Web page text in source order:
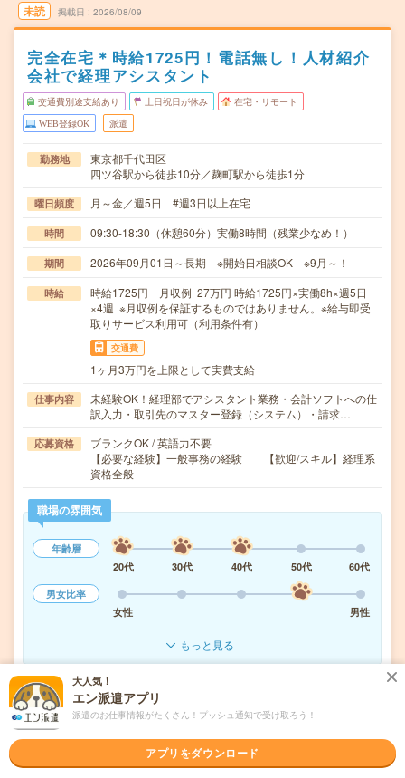
未読 掲載日 2026/08/09
完全在宅＊時給1725円！電話無し！人材紹介
会社で経理アシスタント
交通費別途支給あり 土日祝日が休み 在宅・リモート
WEB登録OK 派遣
勤務地
東京都千代田区
四ツ谷駅から徒歩10分／麹町駅から徒歩1分
曜日頻度 月～金／週5日 #週3日以上在宅
時間 09:30-18:30（休憩60分）実働8時間（残業少なめ！）
期間 2026年09月01日～長期 ※開始日相談OK ※9月～！
時給
時給1725円 月収例 27万円 時給1725円×実働8h×週5日
×4週 ※月収例を保証するものではありません。※給与即受
取りサービス利用可（利用条件有）
交通費
1ヶ月3万円を上限として実費支給
仕事内容
未経験OK！経理部でアシスタント業務・会計ソフトへの仕
訳入力・取引先のマスター登録（システム）・請求…
応募資格
ブランクOK / 英語力不要
【必要な経験】一般事務の経験 【歓迎/スキル】経理系
資格全般
職場の雰囲気
年齢層
20代
30代 40代 50代
60代
男女比率
女性
男性
もっと見る
気になる!
派遣会社 株式会社リクルートスタッフィング
大人気！
エン派遣アプリ
派遣のお仕事情報がたくさん！プッシュ通知で受け取ろう！
アプリをダウンロード